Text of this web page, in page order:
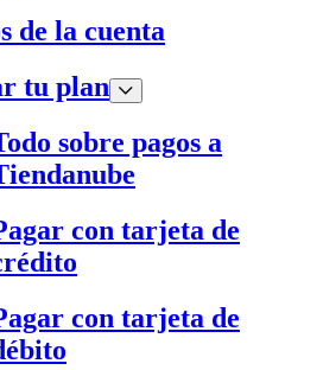
de la cuenta
tu plan
sobre pagos a
con tarjeta de
con tarjeta de